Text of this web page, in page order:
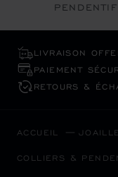
LIVRAISON
PAIEMENT
RETOURS &
ACCUEIL
COLLIERS &